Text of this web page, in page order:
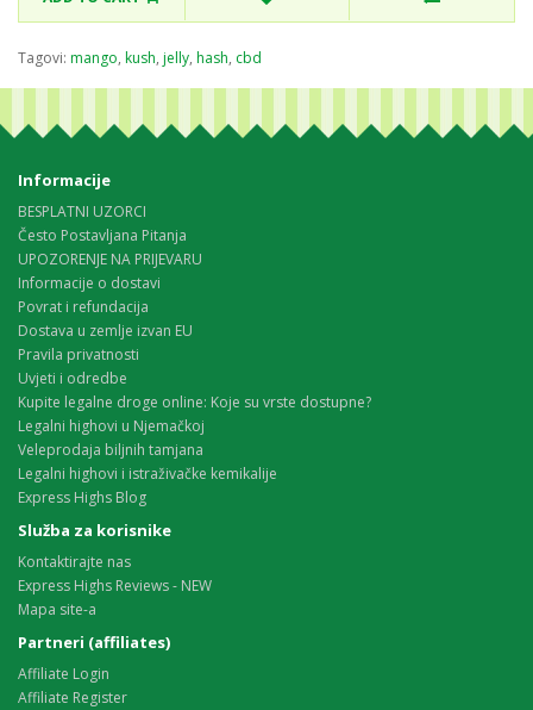
Tagovi: mango, kush, jelly, hash, cbd
Informacije
BESPLATNI UZORCI
Često Postavljana Pitanja
UPOZORENJE NA PRIJEVARU
Informacije o dostavi
Povrat i refundacija
Dostava u zemlje izvan EU
Pravila privatnosti
Uvjeti i odredbe
Kupite legalne droge online: Koje su vrste dostupne?
Legalni highovi u Njemačkoj
Veleprodaja biljnih tamjana
Legalni highovi i istraživačke kemikalije
Express Highs Blog
Služba za korisnike
Kontaktirajte nas
Express Highs Reviews - NEW
Mapa site-a
Partneri (affiliates)
Affiliate Login
Affiliate Register